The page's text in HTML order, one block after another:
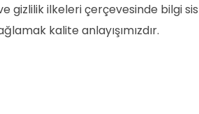
gizlilik ilkeleri çerçevesinde bilgi
kalite anlayışımızdır.